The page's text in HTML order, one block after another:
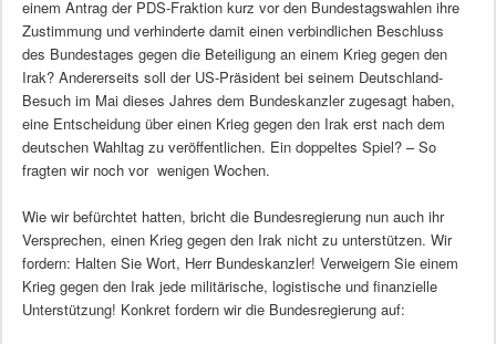
einem Antrag der PDS-Fraktion kurz vor den Bundestagswahlen ihre
Zustimmung und verhinderte damit einen verbindlichen Beschluss
des Bundestages gegen die Beteiligung an einem Krieg gegen den
Irak? Andererseits soll der US-Präsident bei seinem Deutschland-
Besuch im Mai dieses Jahres dem Bundeskanzler zugesagt haben,
eine Entscheidung über einen Krieg gegen den Irak erst nach dem
deutschen Wahltag zu veröffentlichen. Ein doppeltes Spiel? – So
fragten wir noch vor wenigen Wochen.
Wie wir befürchtet hatten, bricht die Bundesregierung nun auch ihr
Versprechen, einen Krieg gegen den Irak nicht zu unterstützen. Wir
fordern: Halten Sie Wort, Herr Bundeskanzler! Verweigern Sie einem
Krieg gegen den Irak jede militärische, logistische und finanzielle
Unterstützung! Konkret fordern wir die Bundesregierung auf: